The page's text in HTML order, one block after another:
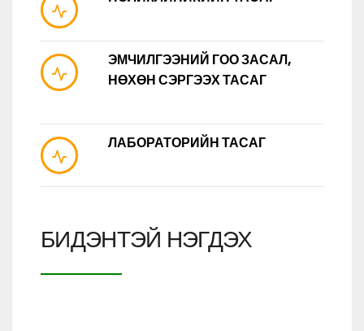
ЭМЧИЛГЭЭНИЙ ГОО ЗАСАЛ,
НӨХӨН СЭРГЭЭХ ТАСАГ
ЛАБОРАТОРИЙН ТАСАГ
БИДЭНТЭЙ НЭГДЭХ